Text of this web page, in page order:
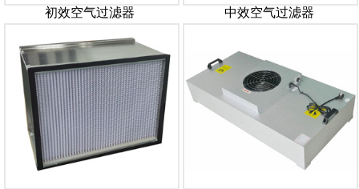
初效空气过滤器 中效空气过滤器